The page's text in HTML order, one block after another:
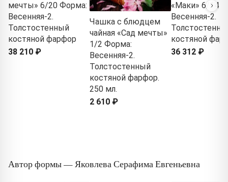
мечты» 6/20 Форма:
Весенняя-2.
Толстостенный
костяной фарфор
38 210 ₽
Чашка с блюдцем
чайная «Сад мечты»
1/2 Форма:
Весенняя-2.
Толстостенный
костяной фарфор.
250 мл.
2 610 ₽
«Маки» 6/14
Весенняя-2.
костяной
36 312 ₽
Автор формы — Яковлева Серафима Евгеньевна